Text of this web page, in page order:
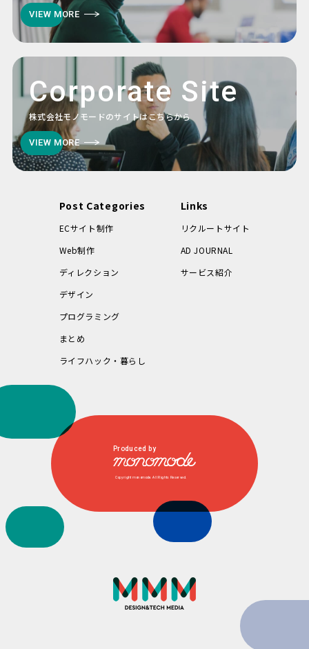
VIEW MORE
Corporate Site
株式会社モノモードのサイトはこちらから
VIEW MORE
Post Categories
ECサイト制作
Web制作
ディレクション
デザイン
プログラミング
まとめ
ライフハック・暮らし
Links
リクルートサイト
AD JOURNAL
サービス紹介
Produced by
Copyright monomode. All Rights Reserved.